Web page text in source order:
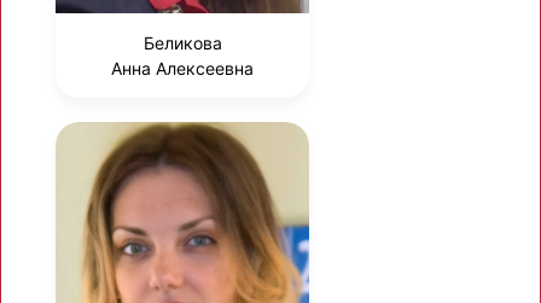
Беликова
Анна Алексеевна